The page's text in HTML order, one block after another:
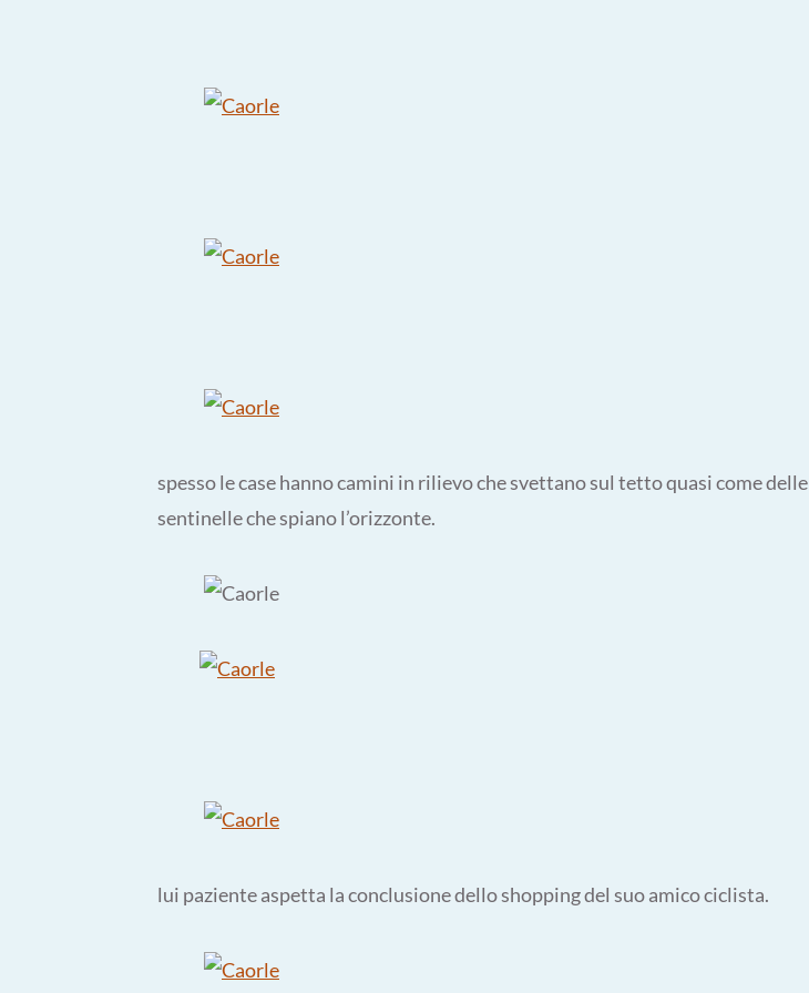
spesso le case hanno camini in rilievo che svettano sul tetto quasi come delle
sentinelle che spiano l’orizzonte.
lui paziente aspetta la conclusione dello shopping del suo amico ciclista.